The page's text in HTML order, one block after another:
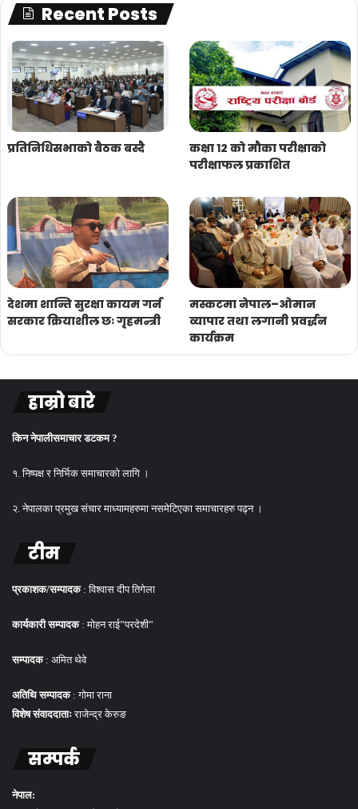
Recent Posts
प्रतिनिधिसभाको बैठक बस्दै
कक्षा १२ को मौका परीक्षाको
परीक्षाफल प्रकाशित
देशमा शान्ति सुरक्षा कायम गर्न
सरकार क्रियाशील छः गृहमन्त्री
मस्कटमा नेपाल–ओमान
व्यापार तथा लगानी प्रवर्द्धन
कार्यक्रम
हाम्रो बारे
किन नेपालीसमाचार डटकम ?
१. निष्पक्ष र निर्भिक समाचारको लागि ।
२. नेपालका प्रमुख संचार माध्यामहरुमा नसमेटिएका समाचारहरु पढ्न ।
टीम
प्रकाशक/सम्पादक : विश्वास दीप तिगेला
कार्यकारी सम्पादक: मोहन राई”परदेशी”
सम्पादक: अमित थेवे
अतिथि सम्पादक: गोमा राना
विशेष संवाददाताःराजेन्द्र केरुङ
सम्पर्क
नेपाल: